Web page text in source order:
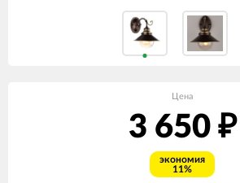
Цена
3 650 ₽
экономия
11%